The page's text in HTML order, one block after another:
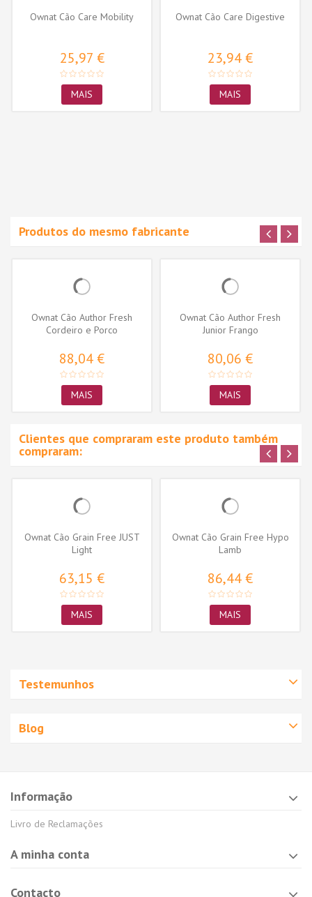
Ownat Cão Care Mobility
25,97 €
MAIS
Ownat Cão Care Digestive
23,94 €
MAIS
Produtos do mesmo fabricante
Ownat Cão Author Fresh
Cordeiro e Porco
88,04 €
MAIS
Ownat Cão Author Fresh
Junior Frango
80,06 €
MAIS
Clientes que compraram este produto também
compraram:
Ownat Cão Grain Free JUST
Light
63,15 €
MAIS
Ownat Cão Grain Free Hypo
Lamb
86,44 €
MAIS
Testemunhos
Blog
Informação
Livro de Reclamações
A minha conta
Contacto